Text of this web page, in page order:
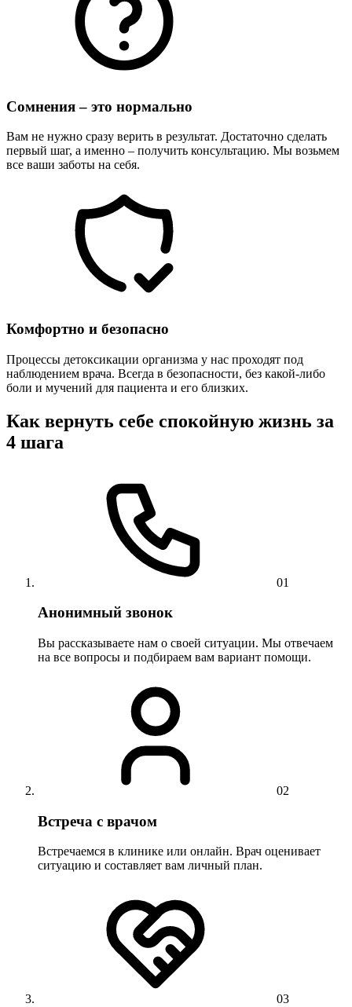
Сомнения – это нормально
Вам не нужно сразу верить в результат. Достаточно сделать
первый шаг, а именно – получить консультацию. Мы возьмем
все ваши заботы на себя.
Комфортно и безопасно
Процессы детоксикации организма у нас проходят под
наблюдением врача. Всегда в безопасности, без какой-либо
боли и мучений для пациента и его близких.
Как вернуть себе спокойную жизнь за
4 шага
01
Анонимный звонок
Вы рассказываете нам о своей ситуации. Мы отвечаем
на все вопросы и подбираем вам вариант помощи.
02
Встреча с врачом
Встречаемся в клинике или онлайн. Врач оценивает
ситуацию и составляет вам личный план.
03